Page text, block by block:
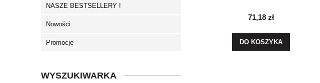
NASZE BESTSELLERY !
Nowości
Promocje
WYSZUKIWARKA
71,18 zł
DO KOSZYKA